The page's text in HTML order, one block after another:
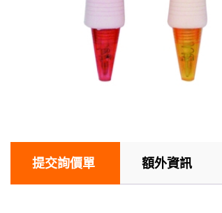
提交詢價單 額外資訊